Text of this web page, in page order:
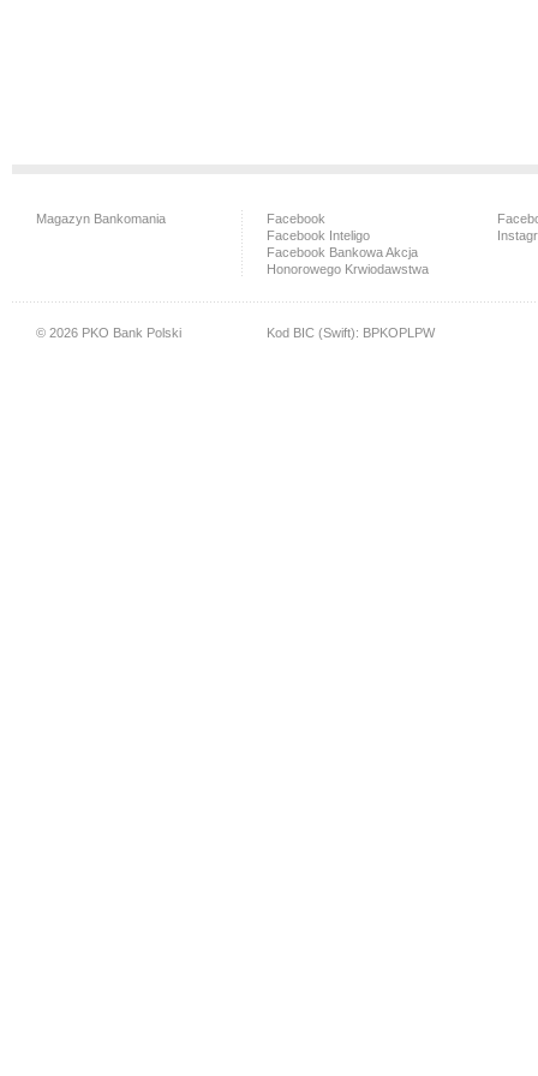
Magazyn Bankomania
Facebook
Facebook Inteligo
Facebook Bankowa Akcja
Honorowego Krwiodawstwa
© 2026 PKO Bank Polski Kod BIC (Swift): BPKOPLPW